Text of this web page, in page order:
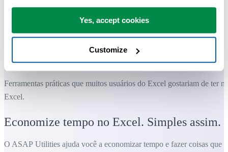
Yes, accept cookies
Customize
Ferramentas práticas que muitos usuários do Excel gostariam de ter
Excel.
Economize tempo no Excel. Simples assim.
O ASAP Utilities ajuda você a economizar tempo e fazer coisas que o